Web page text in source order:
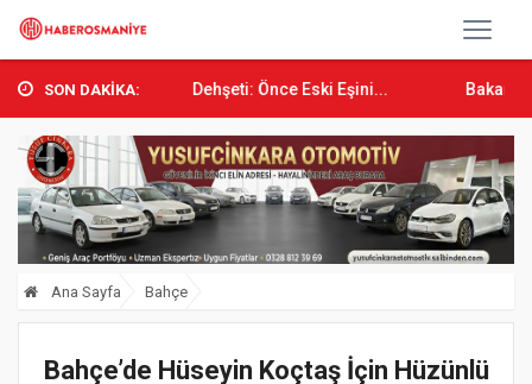
SON DAKİKA:
Koca Dehşeti: Önce Eski Eşini... Bakan Osman Aşkın
Ana Sayfa Bahçe
Bahçe’de Hüseyin Koçtaş İçin Hüzünlü